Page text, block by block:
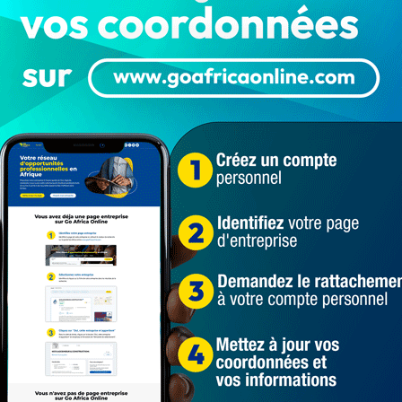
Directeur général de la Caisse des
à la Justice de son pays. Il va payer ce qu’il a fait
immédiatement. Il va rendre compte pour tous les
Sall n’ose pas battre campagne dans les rues de
On a les moyens de lui faire payer et il va payer,
graves. La documentation est là. Les gens qu’il a
contre lui (…) ».
et Consignations (CDC) du Sénégal
24h/24, en cliquant ici
législatives au Sénégal les guillemets